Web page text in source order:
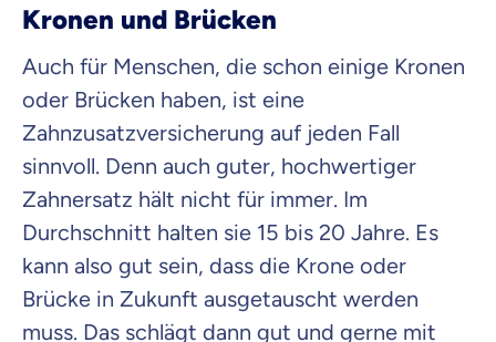
Kronen und Brücken
Auch für Menschen, die schon einige Kronen
oder Brücken haben, ist eine
Zahnzusatzversicherung auf jeden Fall
sinnvoll. Denn auch guter, hochwertiger
Zahnersatz hält nicht für immer. Im
Durchschnitt halten sie 15 bis 20 Jahre. Es
kann also gut sein, dass die Krone oder
Brücke in Zukunft ausgetauscht werden
muss. Das schlägt dann gut und gerne mit